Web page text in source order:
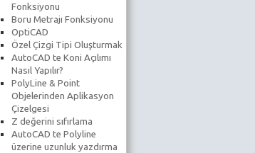
Fonksiyonu
Boru Metrajı Fonksiyonu
OptiCAD
Özel Çizgi Tipi Oluşturmak
AutoCAD te Koni Açılımı
Nasıl Yapılır?
PolyLine & Point
Objelerinden Aplikasyon
Çizelgesi
Z değerini sıfırlama
AutoCAD te Polyline
üzerine uzunluk yazdırma